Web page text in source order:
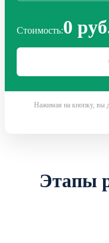
Стоимость:0
Нажимая на кнопку, вы
Этапы